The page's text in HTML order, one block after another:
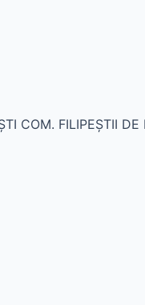
COM. FILIPEŞTII DE